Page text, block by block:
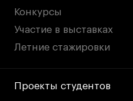
Конкурсы
Участие в выставках
Летние стажировки
Проекты студентов